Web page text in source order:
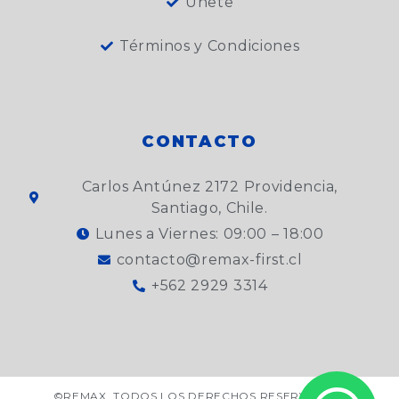
Términos y Condiciones
CONTACTO
Carlos Antúnez 2172 Providencia,
Santiago, Chile.
Lunes a Viernes: 09:00 – 18:00
contacto@remax-first.cl
+562 2929 3314
©REMAX. TODOS LOS DERECHOS RESERVADOS.